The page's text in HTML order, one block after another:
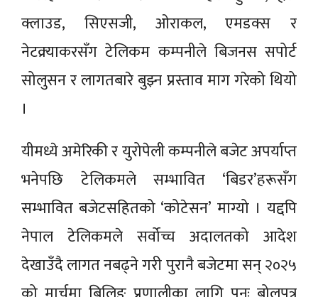
क्लाउड, सिएसजी, ओराकल, एमडक्स र
नेटक्र्याकरसँग टेलिकम कम्पनीले बिजनस सपोर्ट
सोलुसन र लागतबारे बुझ्न प्रस्ताव माग गरेको थियो
।
यीमध्ये अमेरिकी र युरोपेली कम्पनीले बजेट अपर्याप्त
भनेपछि टेलिकमले सम्भावित ‘बिडर’हरूसँग
सम्भावित बजेटसहितको ‘कोटेसन’ माग्यो । यद्दपि
नेपाल टेलिकमले सर्वोच्च अदालतको आदेश
देखाउँदै लागत नबढ्ने गरी पुरानै बजेटमा सन् २०२५